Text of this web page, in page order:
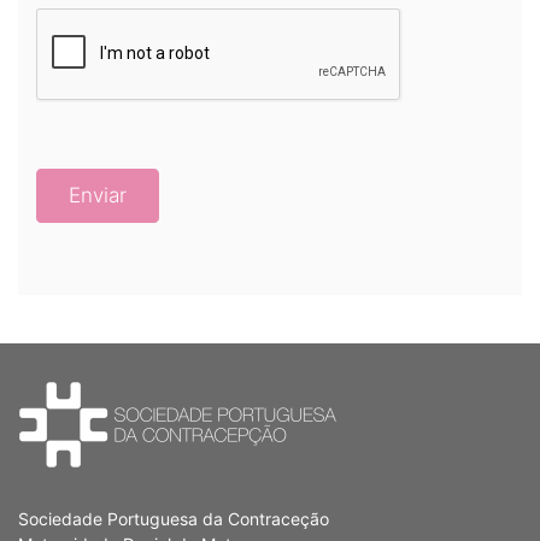
Enviar
Sociedade Portuguesa da Contraceção